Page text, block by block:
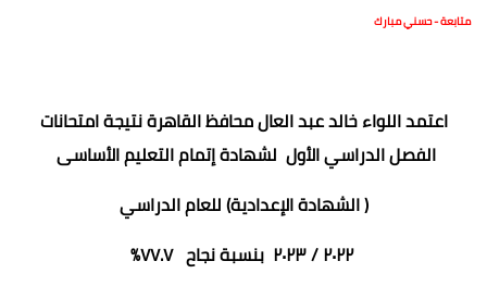
متابعة - حسني مبارك
اعتمد اللواء خالد عبد العال محافظ القاهرة نتيجة امتحانات
الفصل الدراسي الأول لشهادة إتمام التعليم الأساسى
( الشهادة الإعدادية) للعام الدراسي
٢٠٢٢ / ٢٠٢٣ بنسبة نجاح ٧٧.٧%